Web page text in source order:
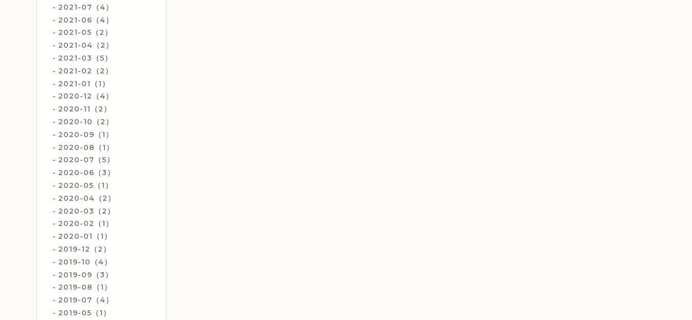
2021-07（4）
2021-06（4）
2021-05（2）
2021-04（2）
2021-03（5）
2021-02（2）
2021-01（1）
2020-12（4）
2020-11（2）
2020-10（2）
2020-09（1）
2020-08（1）
2020-07（5）
2020-06（3）
2020-05（1）
2020-04（2）
2020-03（2）
2020-02（1）
2020-01（1）
2019-12（2）
2019-10（4）
2019-09（3）
2019-08（1）
2019-07（4）
2019-05（1）